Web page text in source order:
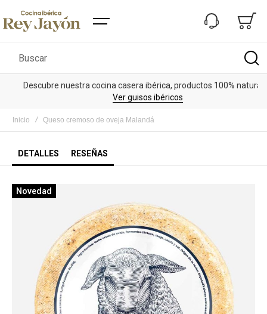
Buscar
Descubre nuestra cocina casera ibérica, productos 100% naturales
Ver guisos ibéricos
Inicio Queso cremoso de oveja Malandá
DETALLES RESEÑAS
Saltar
al
imágenes
Novedad